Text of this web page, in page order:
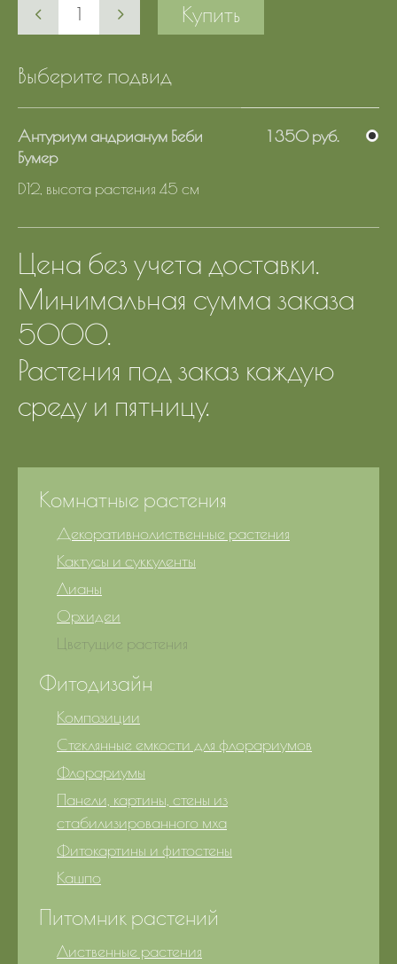
Купить
Выберите подвид
Антуриум андрианум Беби
Бумер
D12, высота растения 45 см
1 350 руб.
Цена без учета доставки.
Минимальная сумма заказа
5000.
Растения под заказ каждую
среду и пятницу.
Комнатные растения
Декоративнолиственные растения
Кактусы и суккуленты
Лианы
Орхидеи
Цветущие растения
Фитодизайн
Композиции
Стеклянные емкости для флорариумов
Флорариумы
Панели, картины, стены из
стабилизированного мха
Фитокартины и фитостены
Кашпо
Питомник растений
Лиственные растения